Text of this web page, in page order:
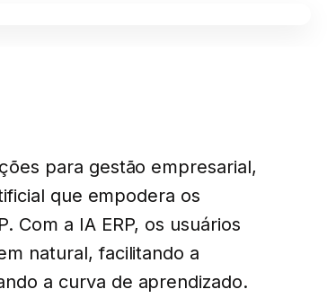
para gestão empresarial,
que empodera os
Com a IA ERP, os usuários
natural, facilitando a
a curva de aprendizado.